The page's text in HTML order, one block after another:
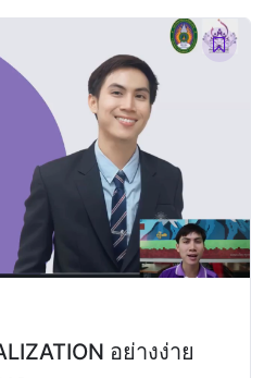
อย่างง่าย